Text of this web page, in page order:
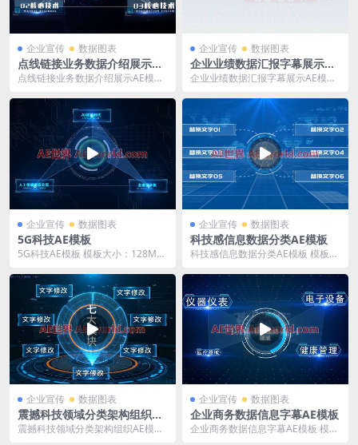
企业宣传 数据图表
点线链接业务数据介绍展示AE
模板
点线链接业务数据介绍展示AE模板
改模板...
企业宣传 数据图表
企业业绩数据汇报字幕展示AE
模板
企业业绩数据汇报字幕展示AE模板
改模板建议...
企业宣传 数据图表
5G科技AE模板
5G科技AE模板 模板大小：128M
AE基础...
企业宣传 数据图表
科技感信息数据分类AE模板
科技感信息数据分类AE模板 模板大
建议先学...
企业宣传 数据图表
震撼科技领域分类架构组织AE
模板
震撼科技领域分类架构组织AE模板
企业宣传 数据图表
企业商务数据信息字幕AE模板
企业商务数据信息字幕AE模板 模板